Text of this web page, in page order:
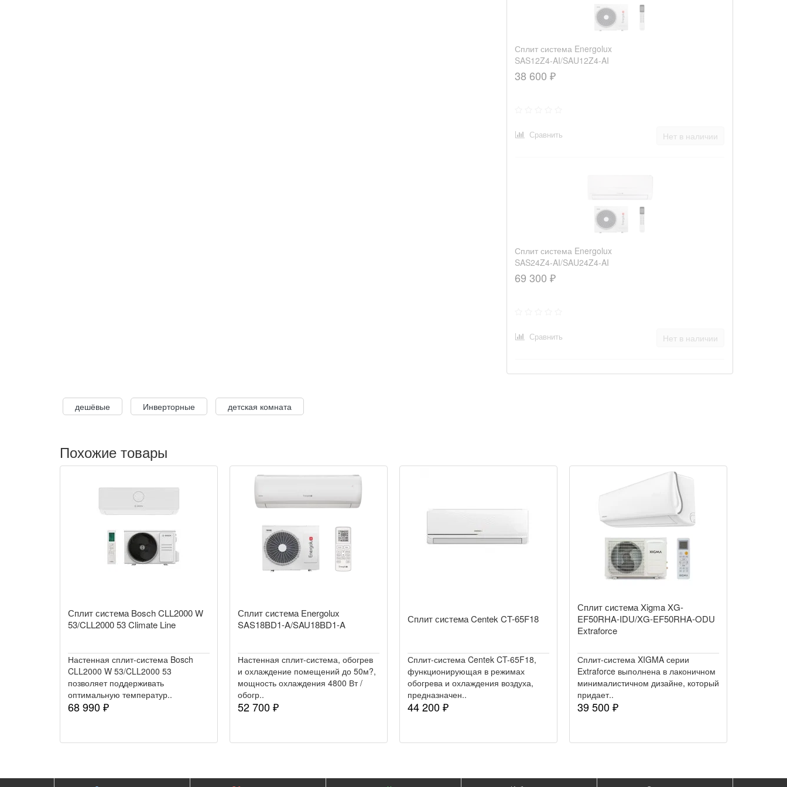
Сплит система Energolux
SAS12Z4-AI/SAU12Z4-AI
38 600 ₽
Нет в наличии
Сравнить
Сплит система Energolux
SAS24Z4-AI/SAU24Z4-AI
69 300 ₽
Нет в наличии
Сравнить
дешёвые Инверторные детская комната
Похожие товары
Сплит система Bosch CLL2000 W
53/CLL2000 53 Climate Line
Настенная сплит-система Bosch
CLL2000 W 53/CLL2000 53
позволяет поддерживать
оптимальную температур..
68 990 ₽
Сплит система Energolux
SAS18BD1-A/SAU18BD1-A
Настенная сплит-система, обогрев
и охлаждение помещений до 50м?,
мощность охлаждения 4800 Вт /
обогр..
52 700 ₽
Сплит система Centek CT-65F18
Сплит-система Centek CT-65F18,
функционирующая в режимах
обогрева и охлаждения воздуха,
предназначен..
44 200 ₽
Сплит система Xigma XG-
EF50RHA-IDU/XG-EF50RHA-ODU
Extraforce
Сплит-система XIGMA серии
Extraforce выполнена в лаконичном
минималистичном дизайне, который
придает..
39 500 ₽